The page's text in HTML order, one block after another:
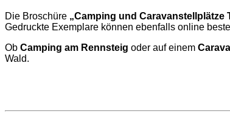
Die Broschüre „Camping und Caravanstellplätze
Gedruckte Exemplare können ebenfalls online
Ob Camping am Rennsteig oder auf einem
Wald.